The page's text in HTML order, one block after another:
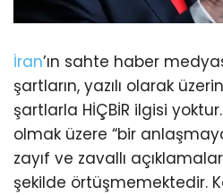
İran’ın sahte haber
şartların, yazılı olarak
şartlarla HİÇBİR ilgisi
olmak üzere “bir
zayıf ve zavallı
şekilde örtüşmemektedir.